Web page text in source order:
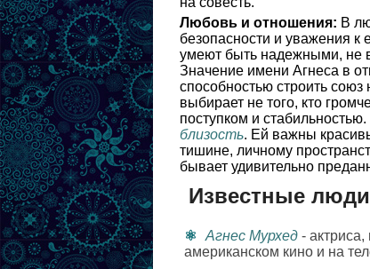
Любовь и отношения: В
безопасности и уважения к
умеют быть надежными, не
Значение имени Агнеса в
способностью строить
выбирает не того, кто
поступком и
близость. Ей важны
тишине, личному
бывает удивительно
Известные
Агнес Мурхед -
американском кино и на